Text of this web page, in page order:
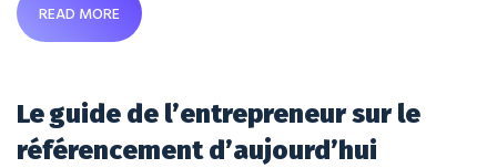
READ MORE
Le guide de l’entrepreneur sur le
référencement d’aujourd’hui